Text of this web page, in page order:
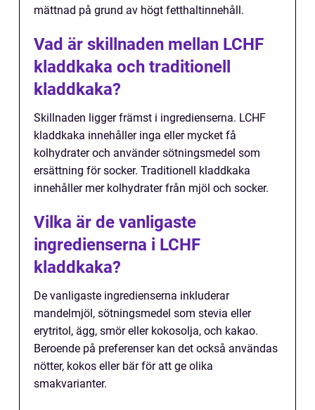
mättnad på grund av högt fetthaltinnehåll.
Vad är skillnaden mellan LCHF
kladdkaka och traditionell
kladdkaka?
Skillnaden ligger främst i ingredienserna. LCHF
kladdkaka innehåller inga eller mycket få
kolhydrater och använder sötningsmedel som
ersättning för socker. Traditionell kladdkaka
innehåller mer kolhydrater från mjöl och socker.
Vilka är de vanligaste
ingredienserna i LCHF
kladdkaka?
De vanligaste ingredienserna inkluderar
mandelmjöl, sötningsmedel som stevia eller
erytritol, ägg, smör eller kokosolja, och kakao.
Beroende på preferenser kan det också användas
nötter, kokos eller bär för att ge olika
smakvarianter.